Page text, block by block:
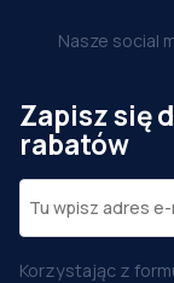
Nasze social
Zapisz się
rabatów
Korzystając z